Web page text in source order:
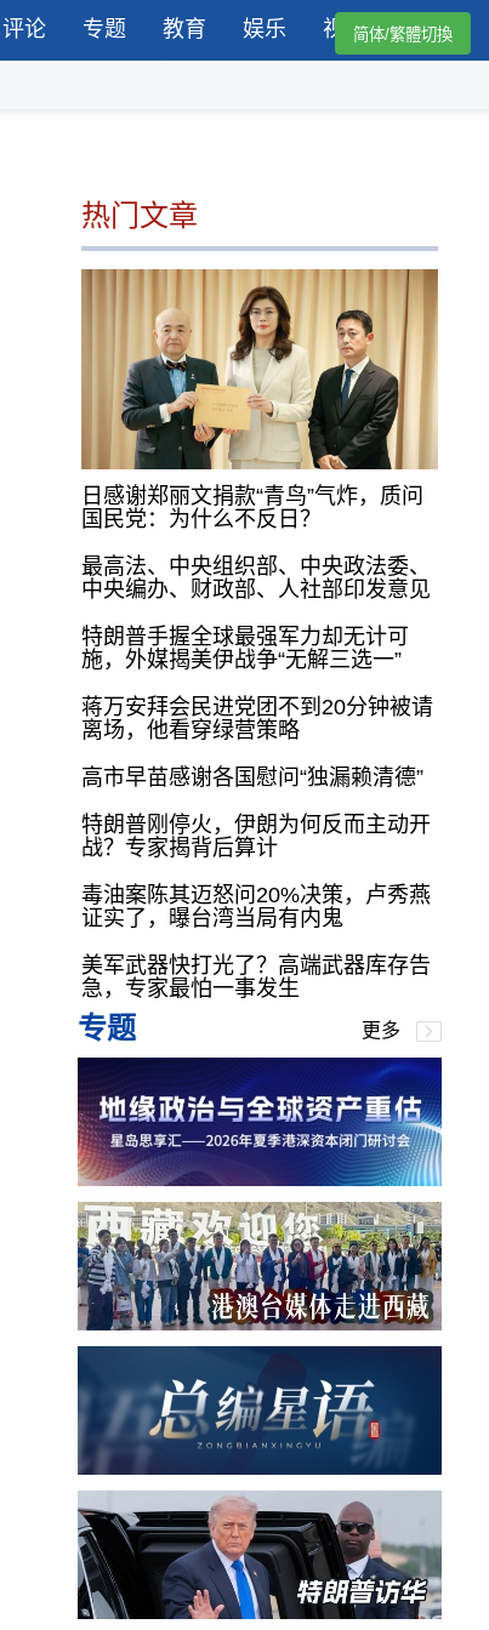
评论 专题 教育 娱乐 视频简体/繁體切換
热门文章
日感谢郑丽文捐款“青鸟”气炸，质问
国民党：为什么不反日？
最高法、中央组织部、中央政法委、
中央编办、财政部、人社部印发意见
特朗普手握全球最强军力却无计可
施，外媒揭美伊战争“无解三选一”
蒋万安拜会民进党团不到20分钟被请
离场，他看穿绿营策略
高市早苗感谢各国慰问“独漏赖清德”
特朗普刚停火，伊朗为何反而主动开
战？专家揭背后算计
毒油案陈其迈怒问20%决策，卢秀燕
证实了，曝台湾当局有内鬼
美军武器快打光了？高端武器库存告
急，专家最怕一事发生
专题 更多